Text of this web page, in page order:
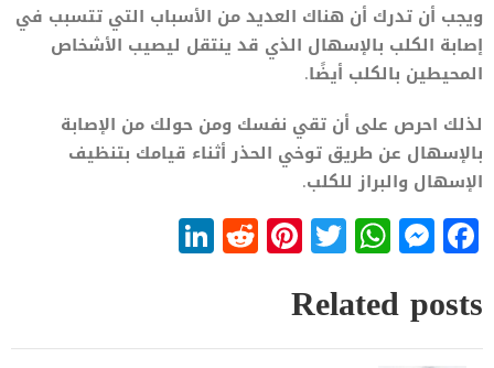
ويجب أن تدرك أن هناك العديد من الأسباب التي تتسبب في
إصابة الكلب بالإسهال الذي قد ينتقل ليصيب الأشخاص
المحيطين بالكلب أيضًا.
لذلك احرص على أن تقي نفسك ومن حولك من الإصابة
بالإسهال عن طريق توخي الحذر أثناء قيامك بتنظيف
الإسهال والبراز للكلب.
Facebook
Messenger
WhatsApp
Twitter
Pinterest
Reddit
Related posts